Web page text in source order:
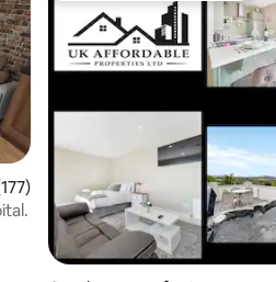
promedio: 4.94 de 5, 177